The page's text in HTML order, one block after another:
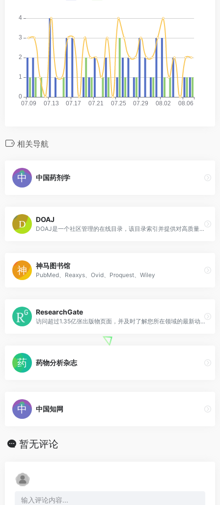
相关导航
中国药剂学
DOAJ
DOAJ是一个社区管理的在线目录，该目录索引并提供对高质量，开放访问，经同行评审的期刊的访问。所有DOAJ服务都是免费的，包括被索引。所有数据均可免费获得。
神马图书馆
PubMed、Reaxys、Ovid、Proquest、Wiley
ResearchGate
访问超过1.35亿张出版物页面，并及时了解您所在领域的最新动态。
药物分析杂志
中国知网
暂无评论